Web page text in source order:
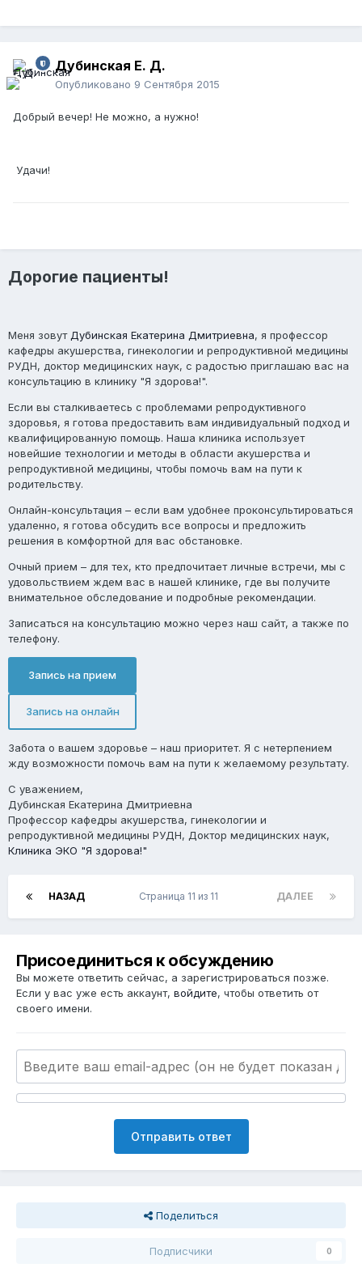
Дубинская Е. Д.
Опубликовано 9 Сентября 2015
Добрый вечер! Не можно, а нужно!
Удачи!
Дорогие пациенты!
Меня зовутДубинская Екатерина Дмитриевна, я профессор
кафедры акушерства, гинекологии и репродуктивной медицины
РУДН, доктор медицинских наук, с радостью приглашаю вас на
консультацию в клинику "Я здорова!".
Если вы сталкиваетесь с проблемами репродуктивного
здоровья, я готова предоставить вам индивидуальный подход и
квалифицированную помощь. Наша клиника использует
новейшие технологии и методы в области акушерства и
репродуктивной медицины, чтобы помочь вам на пути к
родительству.
Онлайн-консультация – если вам удобнее проконсультироваться
удаленно, я готова обсудить все вопросы и предложить
решения в комфортной для вас обстановке.
Очный прием – для тех, кто предпочитает личные встречи, мы с
удовольствием ждем вас в нашей клинике, где вы получите
внимательное обследование и подробные рекомендации.
Записаться на консультацию можно через наш сайт, а также по
телефону.
Запись на прием
Запись на онлайн
Забота о вашем здоровье – наш приоритет. Я с нетерпением
жду возможности помочь вам на пути к желаемому результату.
С уважением,
Дубинская Екатерина Дмитриевна
Профессор кафедры акушерства, гинекологии и
репродуктивной медицины РУДН, Доктор медицинских наук,
Клиника ЭКО "Я здорова!"
НАЗАД ДАЛЕЕ
Страница 11 из 11
Присоединиться к обсуждению
Вы можете ответить сейчас, а зарегистрироваться позже.
Если у вас уже есть аккаунт, войдите, чтобы ответить от
своего имени.
Отправить ответ
Поделиться
Подписчики 0